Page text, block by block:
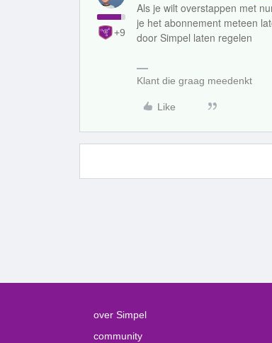
+9
Als je wilt overstappen met
je het abonnement meteen
door Simpel laten regelen
Klant die graag meedenkt
Like
over Simpel
community